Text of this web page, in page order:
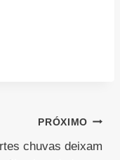
PRÓXIMO
chuvas deixam